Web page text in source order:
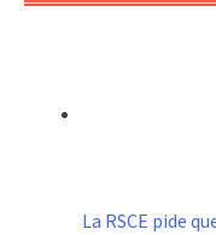
La RSCE pide